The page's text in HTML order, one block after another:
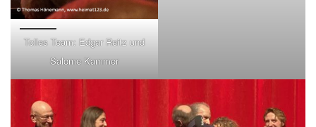
Tolles Team: Edgar Reitz und
Salome Kammer